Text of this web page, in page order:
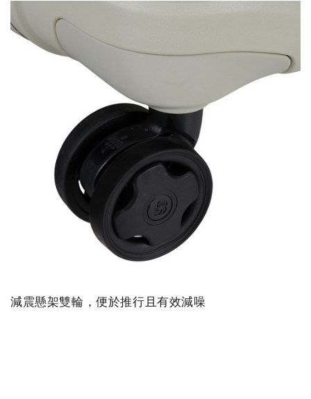
減震懸架雙輪，便於推行且有效減噪